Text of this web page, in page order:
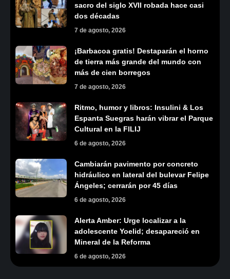
sacro del siglo XVII robada hace casi
dos décadas
7 de agosto, 2026
¡Barbacoa gratis! Destaparán el horno
de tierra más grande del mundo con
más de cien borregos
7 de agosto, 2026
Ritmo, humor y libros: Insulini & Los
Espanta Suegras harán vibrar el Parque
Cultural en la FILIJ
6 de agosto, 2026
Cambiarán pavimento por concreto
hidráulico en lateral del bulevar Felipe
Ángeles; cerrarán por 45 días
6 de agosto, 2026
Alerta Amber: Urge localizar a la
adolescente Yoelid; desapareció en
Mineral de la Reforma
6 de agosto, 2026